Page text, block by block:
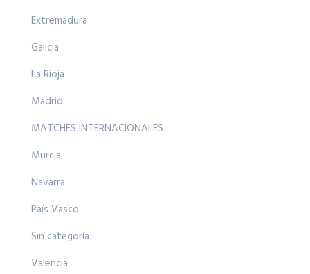
Extremadura
Galicia
La Rioja
Madrid
MATCHES INTERNACIONALES
Murcia
Navarra
País Vasco
Sin categoría
Valencia